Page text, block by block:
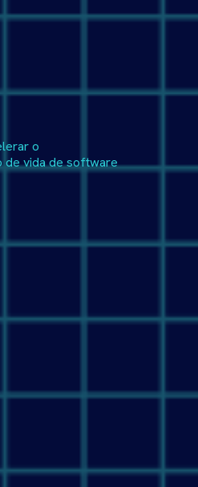
o
de vida de software